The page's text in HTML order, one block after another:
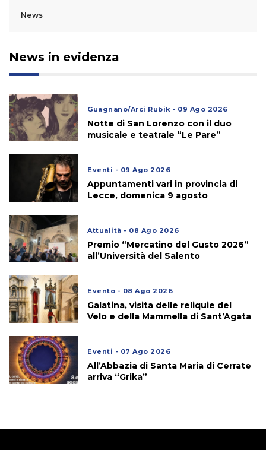
News
News in evidenza
Guagnano/Arci Rubik - 09 Ago 2026
Notte di San Lorenzo con il duo
musicale e teatrale “Le Pare”
Eventi - 09 Ago 2026
Appuntamenti vari in provincia di
Lecce, domenica 9 agosto
Attualità - 08 Ago 2026
Premio “Mercatino del Gusto 2026”
all’Università del Salento
Evento - 08 Ago 2026
Galatina, visita delle reliquie del
Velo e della Mammella di Sant’Agata
Eventi - 07 Ago 2026
All’Abbazia di Santa Maria di Cerrate
arriva “Grika”